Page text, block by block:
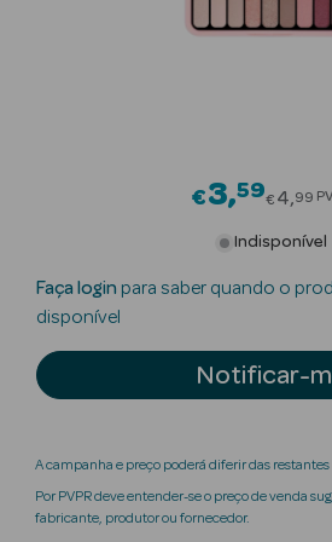
Luxo
Beauty Season
Nutricosmética
Perfumes
Beauty Season
€3 59€ 4 99
Indisponível
Faça login para saber quando o
disponível
Notificar-
A campanha e preço poderá diferir das restantes
Por PVPR deve entender-se o preço de venda
fabricante, produtor ou fornecedor.